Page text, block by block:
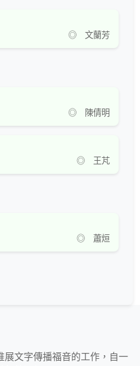
◎ 文蘭芳
◎ 陳倩明
◎ 王芃
◎ 蕭烜
展文字傳播福音的工作，自一